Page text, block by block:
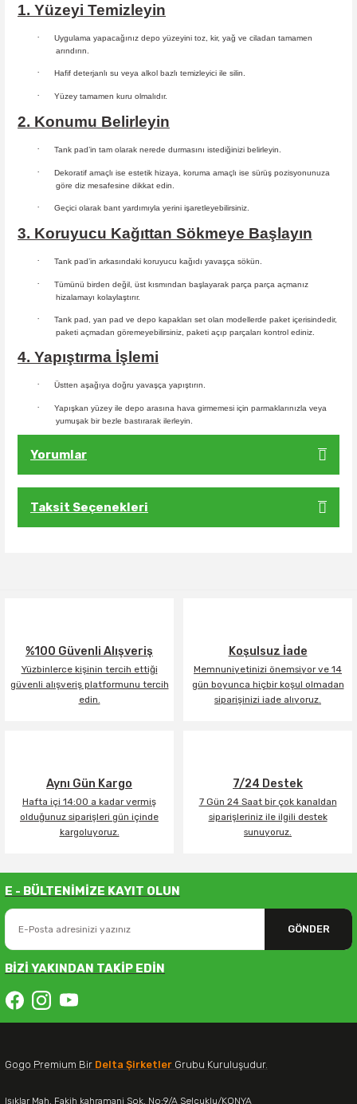
1. Yüzeyi Temizleyin
·
Uygulama yapacağınız depo yüzeyini toz, kir, yağ ve ciladan tamamen
arındırın.
· Hafif deterjanlı su veya alkol bazlı temizleyici ile silin.
· Yüzey tamamen kuru olmalıdır.
2. Konumu Belirleyin
· Tank pad’in tam olarak nerede durmasını istediğinizi belirleyin.
· Dekoratif amaçlı ise estetik hizaya, koruma amaçlı ise sürüş pozisyonunuza
göre diz mesafesine dikkat edin.
· Geçici olarak bant yardımıyla yerini işaretleyebilirsiniz.
3. Koruyucu Kağıttan Sökmeye Başlayın
· Tank pad’in arkasındaki koruyucu kağıdı yavaşça sökün.
·
Tümünü birden değil, üst kısmından başlayarak parça parça açmanız
hizalamayı kolaylaştırır.
·
Tank pad, yan pad ve depo kapakları set olan modellerde paket içerisindedir,
paketi açmadan göremeyebilirsiniz, paketi açıp parçaları kontrol ediniz.
4. Yapıştırma İşlemi
· Üstten aşağıya doğru yavaşça yapıştırın.
·
Yapışkan yüzey ile depo arasına hava girmemesi için parmaklarınızla veya
yumuşak bir bezle bastırarak ilerleyin.
Yorumlar
Taksit Seçenekleri
%100 Güvenli Alışveriş
Yüzbinlerce kişinin tercih ettiği
güvenli alışveriş platformunu tercih
edin.
Koşulsuz İade
Memnuniyetinizi önemsiyor ve 14
gün boyunca hiçbir koşul olmadan
siparişinizi iade alıyoruz.
Aynı Gün Kargo
Hafta içi 14:00 a kadar vermiş
olduğunuz siparişleri gün içinde
kargoluyoruz.
7/24 Destek
7 Gün 24 Saat bir çok kanaldan
siparişleriniz ile ilgili destek
sunuyoruz.
E - BÜLTENİMİZE KAYIT OLUN
GÖNDER
BİZİ YAKINDAN TAKİP EDİN
Gogo Premium Bir Delta Şirketler Grubu Kuruluşudur.
Işıklar Mah. Fakih kahramani Sok. No:9/A Selçuklu/KONYA